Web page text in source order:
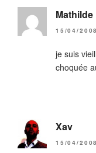
Mathilde
15/04/
je suis
choquée
Xav
15/04/